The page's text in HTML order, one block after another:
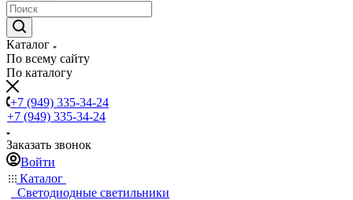
Каталог
По всему сайту
По каталогу
+7 (949) 335-34-24
+7 (949) 335-34-24
Заказать звонок
Войти
Каталог
Светодиодные светильники